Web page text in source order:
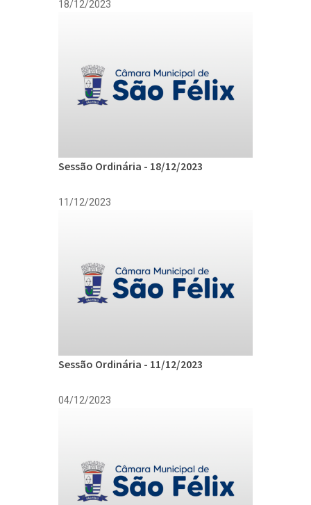
18/12/2023
Sessão Ordinária - 18/12/2023
11/12/2023
Sessão Ordinária - 11/12/2023
04/12/2023